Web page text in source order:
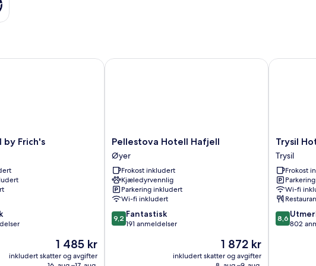
Frich's
Prisen
er
1 485 kr
1 485 kr
inkludert skatter og avgifter
Frich's
Pellestova
Hotell
Hafjell
Øyer
Pellestova Hotell Hafjell
Øyer
Frokost inkludert
Kjæledyrvennlig
Parkering inkludert
Wi-fi inkludert
9.2
av
9,2 Fantastisk
191 anmeldelser
Prisen
er
1 872 kr
1 872 kr
inkludert skatter og avgifter
Pellestova Hotell Hafjell
Trysil
Hotell
Trysil
Trysil
Trysil
Frokost
Wi-fi
8.6
av
8,6
802
Trysil Hotell